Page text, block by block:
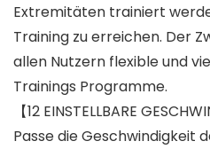
Extremitäten trainiert
Training zu erreichen. Der
allen Nutzern flexible und
Trainings Programme.
【12 EINSTELLBARE
Passe die Geschwindigkeit